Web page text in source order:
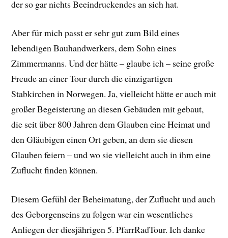
der so gar nichts Beeindruckendes an sich hat.
Aber für mich passt er sehr gut zum Bild eines
lebendigen Bauhandwerkers, dem Sohn eines
Zimmermanns. Und der hätte – glaube ich – seine große
Freude an einer Tour durch die einzigartigen
Stabkirchen in Norwegen. Ja, vielleicht hätte er auch mit
großer Begeisterung an diesen Gebäuden mit gebaut,
die seit über 800 Jahren dem Glauben eine Heimat und
den Gläubigen einen Ort geben, an dem sie diesen
Glauben feiern – und wo sie vielleicht auch in ihm eine
Zuflucht finden können.
Diesem Gefühl der Beheimatung, der Zuflucht und auch
des Geborgenseins zu folgen war ein wesentliches
Anliegen der diesjährigen 5. PfarrRadTour. Ich danke